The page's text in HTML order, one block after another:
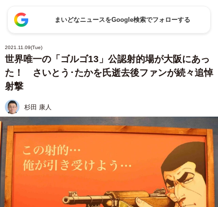
まいどなニュースをGoogle検索でフォローする
2021.11.09(Tue)
世界唯一の「ゴルゴ13」公認射的場が大阪にあっ
た！ さいとう･たかを氏逝去後ファンが続々追悼
射撃
杉田 康人